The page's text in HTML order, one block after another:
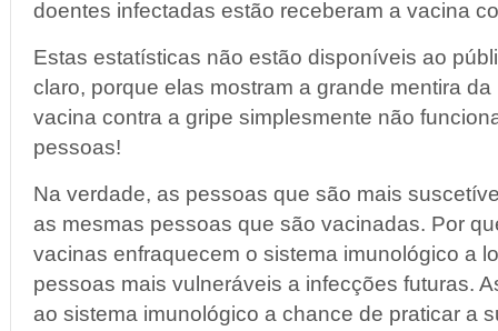
doentes infectadas estão receberam a vacina
Estas estatísticas não estão disponíveis ao
claro, porque elas mostram a grande mentira
vacina contra a gripe simplesmente não
pessoas!
Na verdade, as pessoas que são mais
as mesmas pessoas que são vacinadas. Por
vacinas enfraquecem o sistema imunológico a
pessoas mais vulneráveis a infecções futuras.
ao sistema imunológico a chance de praticar a